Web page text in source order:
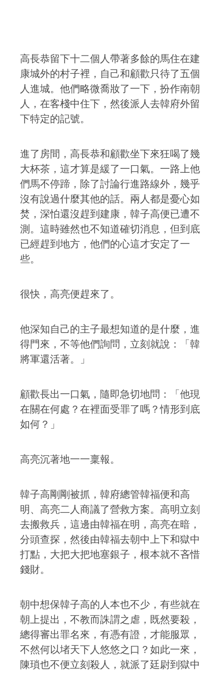
高長恭留下十二個人帶著多餘的馬住在建
康城外的村子裡，自己和顧歡只待了五個
人進城。他們略微喬妝了一下，扮作南朝
人，在客棧中住下，然後派人去韓府外留
下特定的記號。
進了房間，高長恭和顧歡坐下來狂喝了幾
大杯茶，這才算是緩了一口氣。一路上他
們馬不停蹄，除了討論行進路線外，幾乎
沒有說過什麼其他的話。兩人都是憂心如
焚，深怕還沒趕到建康，韓子高便已遭不
測。這時雖然也不知道確切消息，但到底
已經趕到地方，他們的心這才安定了一
些。
很快，高亮便趕來了。
他深知自己的主子最想知道的是什麼，進
得門來，不等他們詢問，立刻就說：「韓
將軍還活著。」
顧歡長出一口氣，隨即急切地問：「他現
在關在何處？在裡面受罪了嗎？情形到底
如何？」
高亮沉著地一一稟報。
韓子高剛剛被抓，韓府總管韓福便和高
明、高亮二人商議了營救方案。高明立刻
去搬救兵，這邊由韓福在明，高亮在暗，
分頭查探，然後由韓福去朝中上下和獄中
打點，大把大把地塞銀子，根本就不吝惜
錢財。
朝中想保韓子高的人本也不少，有些就在
朝上提出，不教而誅謂之虐，既然要殺，
總得審出罪名來，有憑有證，才能服眾，
不然何以堵天下人悠悠之口？如此一來，
陳瑣也不便立刻殺人，就派了廷尉到獄中